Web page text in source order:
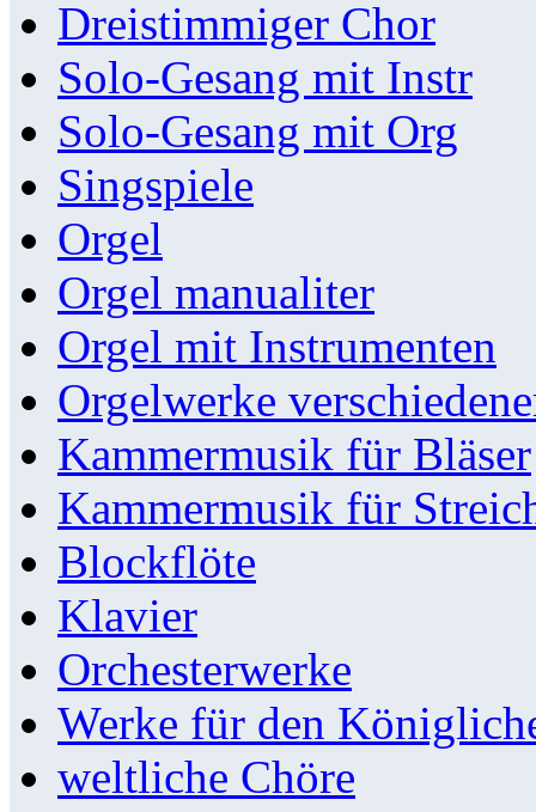
Dreistimmiger Chor
Solo-Gesang mit Instr
Solo-Gesang mit Org
Singspiele
Orgel
Orgel manualiter
Orgel mit Instrumenten
Orgelwerke
Kammermusik für Bläser
Kammermusik für
Blockflöte
Klavier
Orchesterwerke
Werke für den
weltliche Chöre